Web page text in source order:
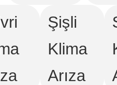
Şişli
Klima
Arıza